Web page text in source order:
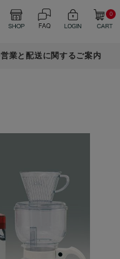
0
業と配送に関するご案内